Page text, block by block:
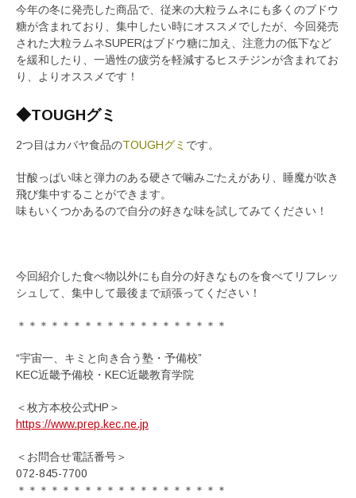
今年の冬に発売した商品で、従来の大粒ラムネにも多くのブドウ
糖が含まれており、集中したい時にオススメでしたが、今回発売
された大粒ラムネSUPERはブドウ糖に加え、注意力の低下など
を緩和したり、一過性の疲労を軽減するヒスチジンが含まれてお
り、よりオススメです！
◆TOUGHグミ
2つ目はカバヤ食品のTOUGHグミ です。
甘酸っぱい味と弾力のある硬さで噛みごたえがあり、睡魔が吹き
飛び集中することができます。
味もいくつかあるので自分の好きな味を試してみてください！
今回紹介した食べ物以外にも自分の好きなものを食べてリフレッ
シュして、集中して最後まで頑張ってください！
＊＊＊＊＊＊＊＊＊＊＊＊＊＊＊＊＊＊＊
“宇宙一、キミと向き合う塾・予備校”
KEC近畿予備校・KEC近畿教育学院
＜枚方本校公式HP＞
https://www.prep.kec.ne.jp
＜お問合せ電話番号＞
072-845-7700
＊＊＊＊＊＊＊＊＊＊＊＊＊＊＊＊＊＊＊